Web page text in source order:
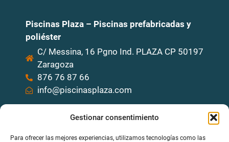
Gestionar consentimiento
Para ofrecer las mejores experiencias, utilizamos tecnologías como las
Piscinas Plaza – Piscinas prefabricadas y
poliéster
C/ Messina, 16 Pgno Ind. PLAZA CP 50197
Zaragoza
876 76 87 66
info@piscinasplaza.com
Piscinas Clásicas